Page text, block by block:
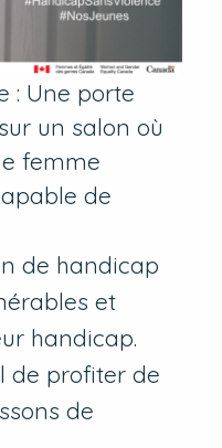
: Une porte
un salon où
femme
de
de handicap
et
handicap.
de profiter de
de